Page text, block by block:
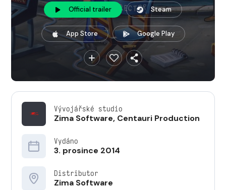
Official trailer Steam
App Store Google Play
Vývojářské studio
Zima Software, Centauri Production
Vydáno
3. prosince 2014
Distributor
Zima Software